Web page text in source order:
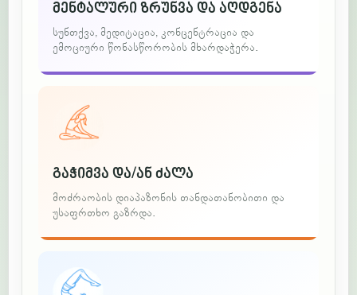
მენტალური ზრუნვა და აღდგენა
სუნთქვა, მედიტაცია, კონცენტრაცია და
ემოციური წონასწორობის მხარდაჭერა.
გაჭიმვა და/ან ძალა
მოძრაობის დიაპაზონის თანდათანობითი და
უსაფრთხო გაზრდა.